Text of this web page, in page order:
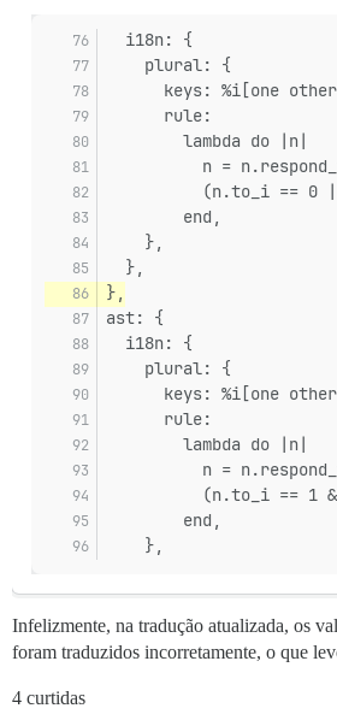
  i18n: {
    plural: {
keys: %i[one
      rule:
        lambda do |n|
n =
(n.to_i == 0
        end,
    },
  },
},
ast: {
  i18n: {
    plural: {
keys: %i[one
      rule:
        lambda do |n|
n =
(n.to_i == 1
        end,
    },
Infelizmente, na tradução atualizada, os
foram traduzidos incorretamente, o que
4 curtidas